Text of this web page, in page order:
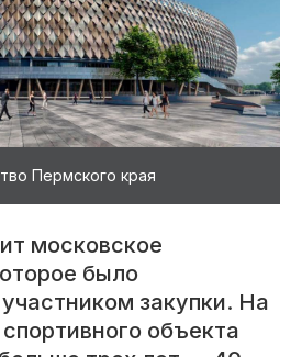
Пермского края
московское
было
закупки. На
объекта